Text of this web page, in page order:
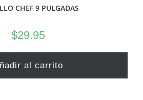
CHEF 9 PULGADAS
$29.95
al carrito